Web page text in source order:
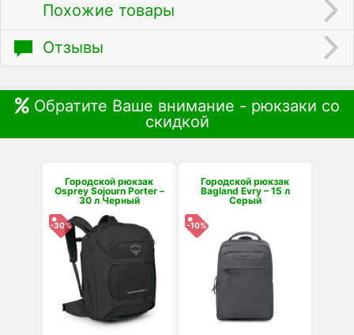
Похожие товары
Отзывы
Обратите Ваше внимание - рюкзаки со
скидкой
Городской рюкзак
Osprey Sojourn Porter –
30 л Черный
-30%
Городской рюкзак
Bagland Evry – 15 л
Серый
-10%